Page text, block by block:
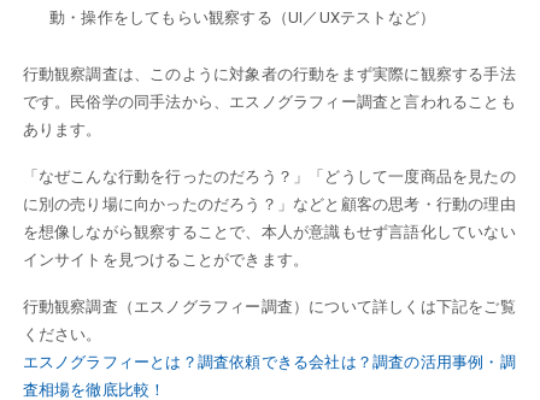
動・操作をしてもらい観察する（UI／UXテストなど）
行動観察調査は、このように対象者の行動をまず実際に観察する手法
です。民俗学の同手法から、エスノグラフィー調査と言われることも
あります。
「なぜこんな行動を行ったのだろう？」「どうして一度商品を見たの
に別の売り場に向かったのだろう？」などと顧客の思考・行動の理由
を想像しながら観察することで、本人が意識もせず言語化していない
インサイトを見つけることができます。
行動観察調査（エスノグラフィー調査）について詳しくは下記をご覧
ください。
エスノグラフィーとは？調査依頼できる会社は？調査の活用事例・調
査相場を徹底比較！